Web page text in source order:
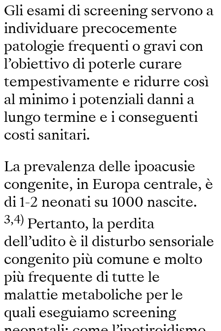
Gli esami di screening servono a
individuare precocemente
patologie frequenti o gravi con
l’obiettivo di poterle curare
tempestivamente e ridurre così
al minimo i potenziali danni a
lungo termine e i conseguenti
costi sanitari.
La prevalenza delle ipoacusie
congenite, in Europa centrale, è
di 1-2 neonati su 1000 nascite.
3,4) Pertanto, la perdita
dell’udito è il disturbo sensoriale
congenito più comune e molto
più frequente di tutte le
malattie metaboliche per le
quali eseguiamo screening